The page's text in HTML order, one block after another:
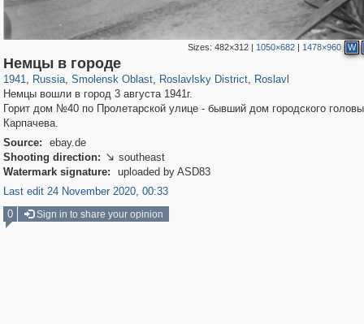
Sizes:482×312 | 1050×682 | 1478×960 W
Немцы в городе
1941, Russia
1,406,144 29,243
, Smolensk Oblast
8,975 275
, Roslavlsky District, Roslavl
Немцы вошли в город 3 августа 1941г.
Горит дом №40 по Пролетарской улице - бывший дом городского
Карпачева.
Source:
ebay.de
Shooting direction:  southeast
Watermark signature:
uploaded by ASD83
Last edit 24 November 2020, 00:33
0
Sign in to share your opinion